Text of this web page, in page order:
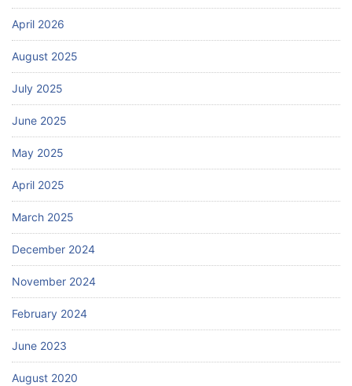
April 2026
August 2025
July 2025
June 2025
May 2025
April 2025
March 2025
December 2024
November 2024
February 2024
June 2023
August 2020